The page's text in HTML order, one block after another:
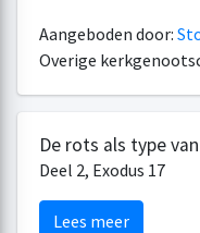
Aangeboden door:
Overige
De rots als type
Deel 2, Exodus 17
Lees meer